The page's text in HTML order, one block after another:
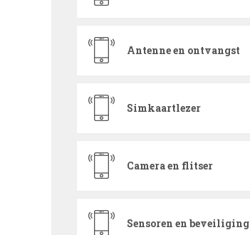
Antenne en ontvangst
Simkaartlezer
Camera en flitser
Sensoren en beveiliging